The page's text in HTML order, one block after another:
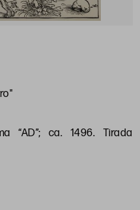
“AD”; ca. 1496. Tirada